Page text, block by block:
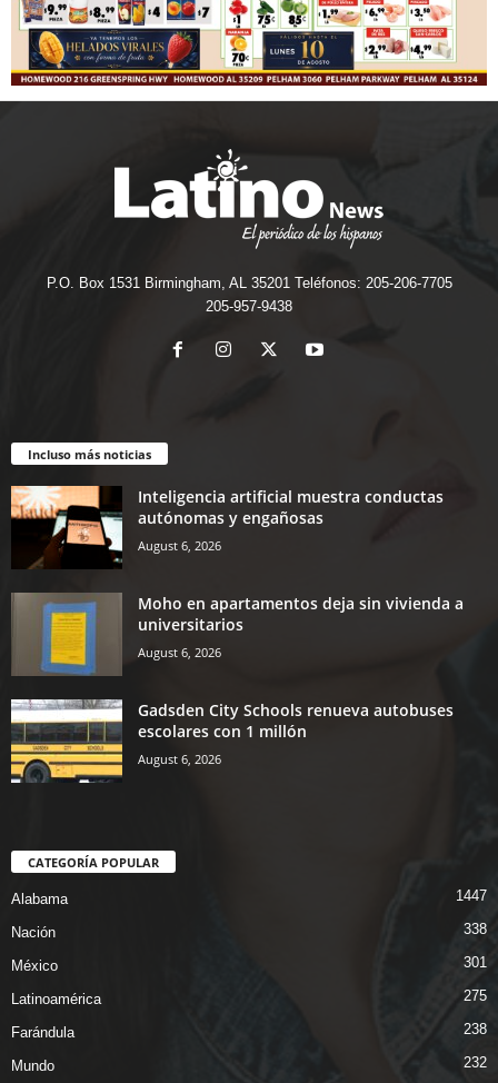
P.O. Box 1531 Birmingham, AL 35201 Teléfonos: 205-206-7705
205-957-9438
Incluso más noticias
Inteligencia artificial muestra conductas
autónomas y engañosas
August 6, 2026
Moho en apartamentos deja sin vivienda a
universitarios
August 6, 2026
Gadsden City Schools renueva autobuses
escolares con 1 millón
August 6, 2026
CATEGORÍA POPULAR
Alabama 1447
Nación 338
México 301
Latinoamérica 275
Farándula 238
Mundo 232